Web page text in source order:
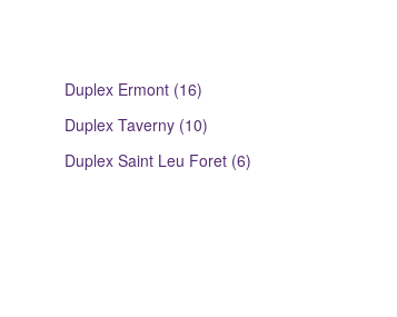
Duplex Ermont (16)
Duplex Taverny (10)
Duplex Saint Leu Foret (6)